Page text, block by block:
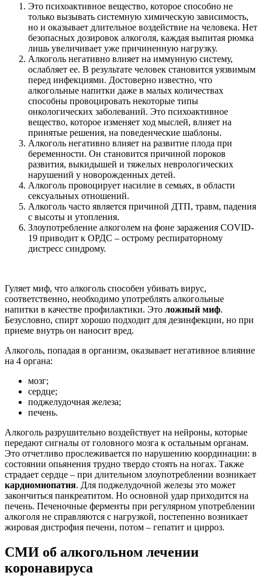
Это психоактивное вещество, которое способно не
только вызывать системную химическую зависимость,
но и оказывает длительное воздействие на человека. Нет
безопасных дозировок алкоголя, каждая выпитая рюмка
лишь увеличивает уже причиненную нагрузку.
Алкоголь негативно влияет на иммунную систему,
ослабляет ее. В результате человек становится уязвимым
перед инфекциями. Достоверно известно, что
алкогольные напитки даже в малых количествах
способны провоцировать некоторые типы
онкологических заболеваний. Это психоактивное
вещество, которое изменяет ход мыслей, влияет на
принятые решения, на поведенческие шаблоны.
Алкоголь негативно влияет на развитие плода при
беременности. Он становится причиной пороков
развития, выкидышей и тяжелых неврологических
нарушений у новорожденных детей.
Алкоголь провоцирует насилие в семьях, в области
сексуальных отношений.
Алкоголь часто является причиной ДТП, травм, падения
с высоты и утопления.
Злоупотребление алкоголем на фоне заражения COVID-
19 приводит к ОРДС – острому респираторному
дистресс синдрому.
Гуляет миф, что алкоголь способен убивать вирус,
соответственно, необходимо употреблять алкогольные
напитки в качестве профилактики. Это ложный миф.
Безусловно, спирт хорошо подходит для дезинфекции, но при
приеме внутрь он наносит вред.
Алкоголь, попадая в организм, оказывает негативное влияние
на 4 органа:
мозг;
сердце;
поджелудочная железа;
печень.
Алкоголь разрушительно воздействует на нейроны, которые
передают сигналы от головного мозга к остальным органам.
Это отчетливо прослеживается по нарушению координации: в
состоянии опьянения трудно твердо стоять на ногах. Также
страдает сердце – при длительном злоупотреблении возникает
кардиомиопатия. Для поджелудочной железы это может
закончиться панкреатитом. Но основной удар приходится на
печень. Печеночные ферменты при регулярном употреблении
алкоголя не справляются с нагрузкой, постепенно возникает
жировая дистрофия печени, потом – гепатит и цирроз.
СМИ об алкогольном лечении
коронавируса